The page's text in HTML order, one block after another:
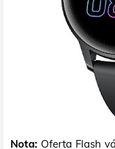
Nota: Oferta Flash